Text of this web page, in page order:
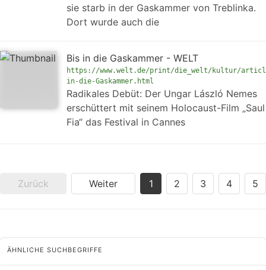
sie starb in der Gaskammer von Treblinka.
Dort wurde auch die
Bis in die Gaskammer - WELT
https://www.welt.de/print/die_welt/kultur/
in-die-Gaskammer.html
Radikales Debüt: Der Ungar László Nemes
erschüttert mit seinem Holocaust-Film „Saul
Fia“ das Festival in Cannes
Zurück Weiter 1 2 3 4 5
ÄHNLICHE SUCHBEGRIFFE